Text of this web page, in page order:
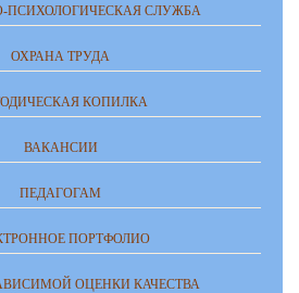
ПСИХОЛОГИЧЕСКАЯ СЛУЖБА
ОХРАНА ТРУДА
КОПИЛКА
ВАКАНСИИ
ПЕДАГОГАМ
ПОРТФОЛИО
ОЦЕНКИ КАЧЕСТВА